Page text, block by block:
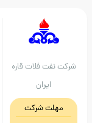
نفت فلات قاره
مهلت شرکت
1-